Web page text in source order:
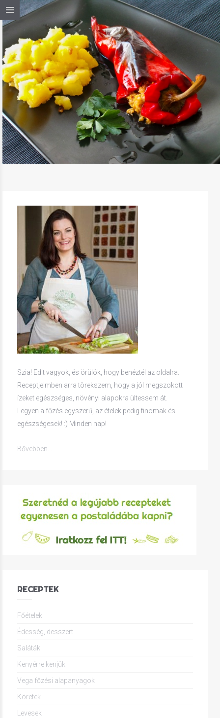
TÖLTÖTT KÁPIA PAPRIKA
Szia! Edit vagyok, és örülök, hogy benéztél az oldalra.
Receptjeimben arra törekszem, hogy a jól megszokott
ízeket egészséges, növényi alapokra ültessem át.
Legyen a főzés egyszerű, az ételek pedig finomak és
egészségesek! :) Minden nap!
Bővebben...
RECEPTEK
Főételek
Édesség, desszert
Saláták
Kenyérre kenjük
Vega főzési alapanyagok
Köretek
Levesek